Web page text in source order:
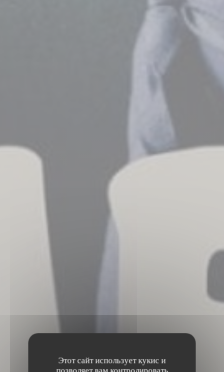
Этот сайт использует кукис и